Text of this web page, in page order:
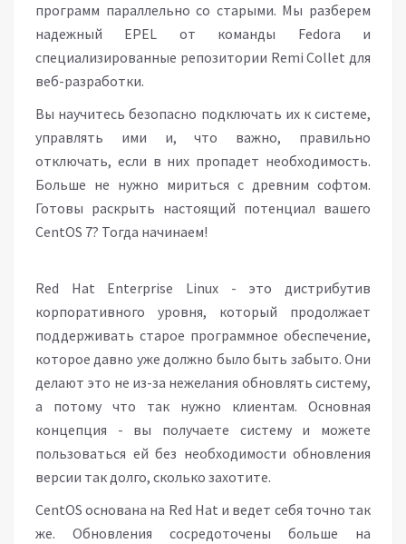
программ параллельно со старыми. Мы разберем
надежный EPEL от команды Fedora и
специализированные репозитории Remi Collet для
веб-разработки.
Вы научитесь безопасно подключать их к системе,
управлять ими и, что важно, правильно
отключать, если в них пропадет необходимость.
Больше не нужно мириться с древним софтом.
Готовы раскрыть настоящий потенциал вашего
CentOS 7? Тогда начинаем!
Red Hat Enterprise Linux - это дистрибутив
корпоративного уровня, который продолжает
поддерживать старое программное обеспечение,
которое давно уже должно было быть забыто. Они
делают это не из-за нежелания обновлять систему,
а потому что так нужно клиентам. Основная
концепция - вы получаете систему и можете
пользоваться ей без необходимости обновления
версии так долго, сколько захотите.
CentOS основана на Red Hat и ведет себя точно так
же. Обновления сосредоточены больше на